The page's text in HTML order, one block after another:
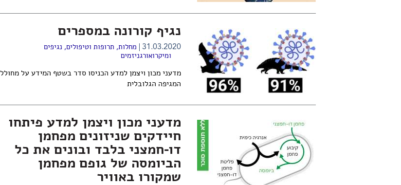
נגיף קורונה במספרים
31.03.2020 מחלות, תרופות וטיפולים, נגיפים
ומיקרואורגניזמים
מדעני מכון ויצמן למדע הכניסו סדר בשטף המידע על מחולל
המגיפה הגלובלית
מדעני מכון ויצמן למדע פיתחו
חיידקים שניזונים מפחמן
דו-חמצני בלבד ובונים את כל
הביומסה של גופם מפחמן
שמקורו באוויר